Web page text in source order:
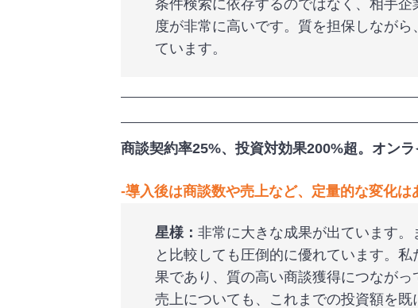
条件検索に依存するのではなく、相手
度が非常に高いです。質を担保しなが
ています。
商談契約率25%、投資対効果200%超。オン
‐導入後は商談数や売上など、定量的な変化は
星様： 非常に大きな成果が出ています
と比較しても圧倒的に優れています。
果であり、質の高い商談獲得につながっ
売上についても、これまでの投資額を